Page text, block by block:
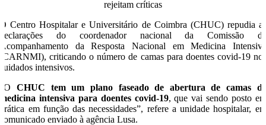
O Centro Hospitalar e Universitário de Coimbra (CHUC) repudia as
declarações do coordenador nacional da Comissão de
Acompanhamento da Resposta Nacional em Medicina Intensiva
(CARNMI), criticando o número de camas para doentes covid-19 nos
cuidados intensivos.
“O CHUC tem um plano faseado de abertura de camas de
medicina intensiva para doentes covid-19, que vai sendo posto em
prática em função das necessidades”, refere a unidade hospitalar, em
comunicado enviado à agência Lusa.